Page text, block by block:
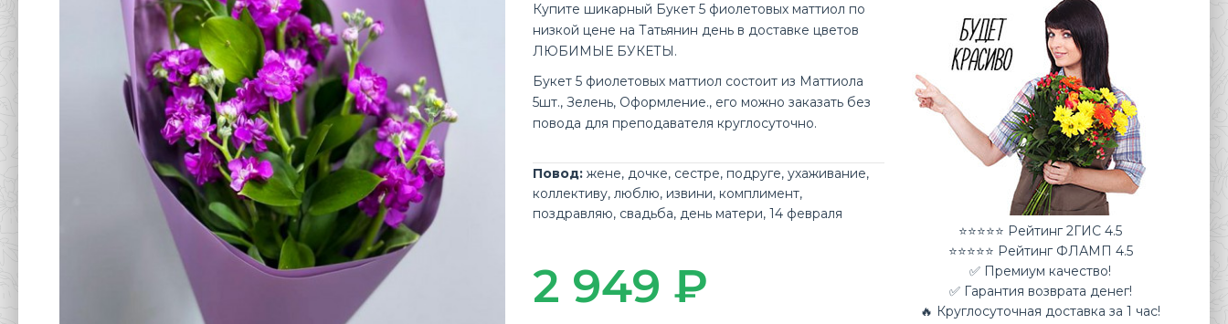
Купите шикарный Букет 5 фиолетовых маттиол по
низкой цене на Татьянин день в доставке цветов
ЛЮБИМЫЕ БУКЕТЫ.
Букет 5 фиолетовых маттиол состоит из Маттиола
5шт., Зелень, Оформление., его можно заказать без
повода для преподавателя круглосуточно.
Повод: жене, дочке, сестре, подруге,ухаживание,
коллективу,люблю, извини, комплимент,
поздравляю, свадьба, день матери,14 февраля
2 949 ₽
⭐⭐⭐⭐⭐ Рейтинг 2ГИС 4.5
⭐⭐⭐⭐⭐ Рейтинг ФЛАМП 4.5
✅ Премиум качество!
✅ Гарантия возврата денег!
🔥 Круглосуточная доставка за 1 час!